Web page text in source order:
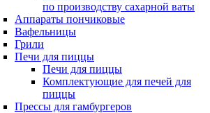
по производству сахарной ваты
Аппараты пончиковые
Вафельницы
Грили
Печи для пиццы
Печи для пиццы
Комплектующие для печей для
пиццы
Прессы для гамбургеров